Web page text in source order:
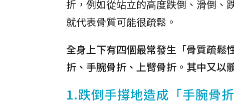
折，例如從站立的高度跌倒、滑倒、
就代表骨質可能很疏鬆。
全身上下有四個最常發生「骨質疏鬆
折、手腕骨折、上臂骨折。其中又以
1.跌倒手撐地造成「手腕骨折